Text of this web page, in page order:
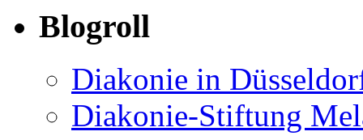
Blogroll
Diakonie in
Diakonie-Stiftung